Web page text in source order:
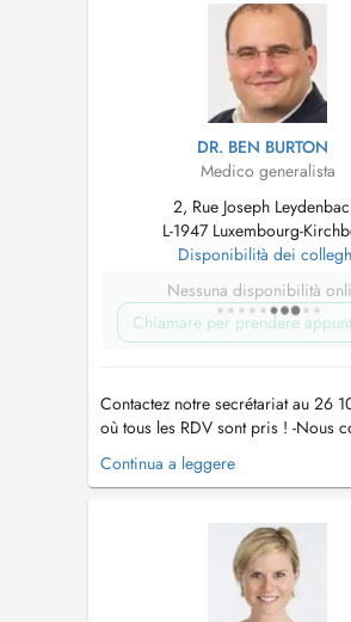
DR. BEN BURTON
Medico generalista
2, Rue Joseph
L-1947 Luxembourg-
Disponibilità dei
Nessuna disponibilità
Chiamare per prendere
Contactez notre secrétariat au 26
où tous les RDV sont pris ! -Nous
des enfants à partir de 2 ans. -
Covid uniquement sur RDV par
un supplément d'honoraire pour
personnelle sera demandé. ...
Continua a leggere